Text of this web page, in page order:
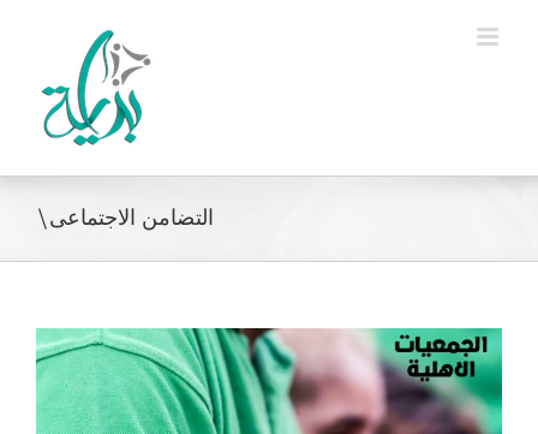
التضامن الاجتماعى\